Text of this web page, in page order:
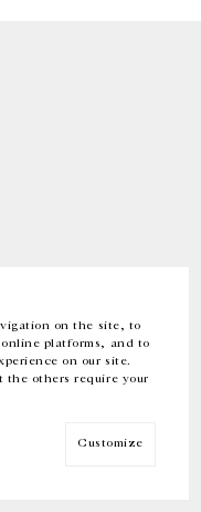
on the site, to
platforms, and to
on our site.
the others require your
Customize